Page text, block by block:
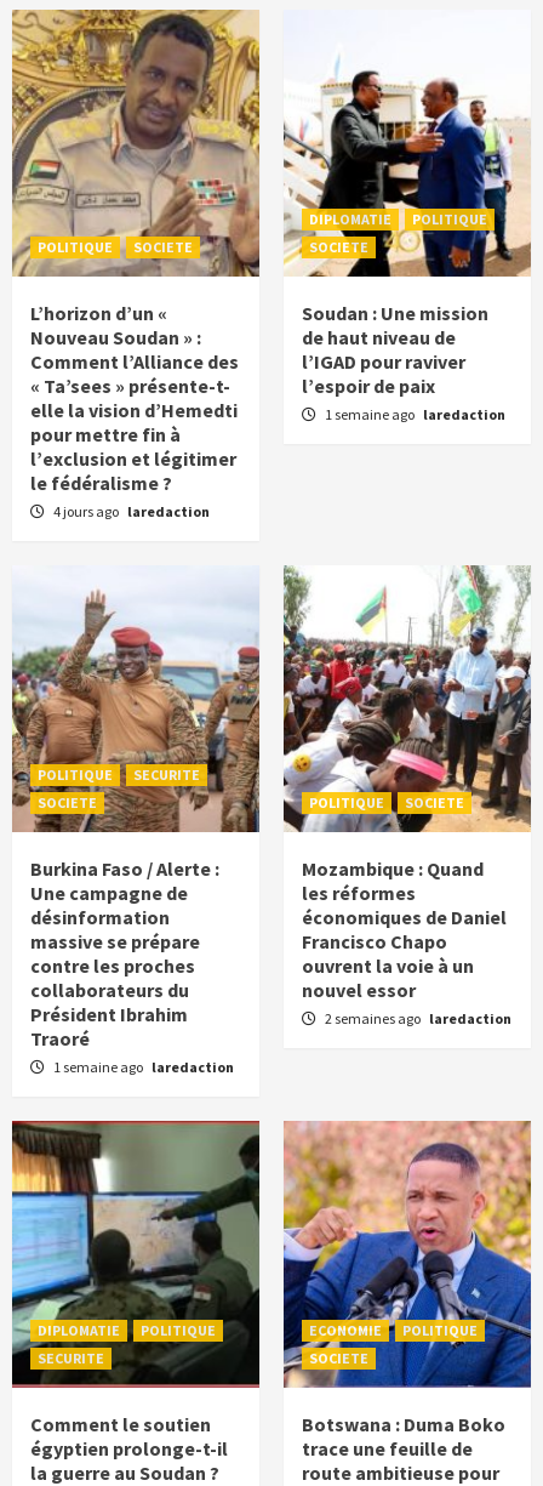
POLITIQUE SOCIETE
L’horizon d’un «
Nouveau Soudan » :
Comment l’Alliance des
« Ta’sees » présente-t-
elle la vision d’Hemedti
pour mettre fin à
l’exclusion et légitimer
le fédéralisme ?
4 jours ago laredaction
DIPLOMATIE
POLITIQUE
SOCIETE
Soudan : Une mission
de haut niveau de
l’IGAD pour raviver
l’espoir de paix
1 semaine ago laredaction
POLITIQUE
SECURITE
SOCIETE
Burkina Faso / Alerte :
Une campagne de
désinformation
massive se prépare
contre les proches
collaborateurs du
Président Ibrahim
Traoré
1 semaine ago laredaction
POLITIQUE SOCIETE
Mozambique : Quand
les réformes
économiques de Daniel
Francisco Chapo
ouvrent la voie à un
nouvel essor
2 semaines ago laredaction
DIPLOMATIE
POLITIQUE
SECURITE
Comment le soutien
égyptien prolonge-t-il
la guerre au Soudan ?
ECONOMIE
POLITIQUE
SOCIETE
Botswana : Duma Boko
trace une feuille de
route ambitieuse pour